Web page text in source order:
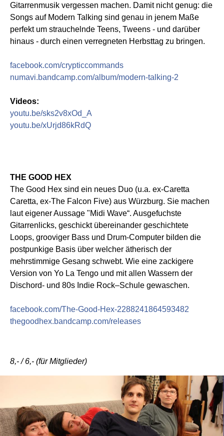
Gitarrenmusik vergessen machen. Damit nicht genug: die
Songs auf Modern Talking sind genau in jenem Maße
perfekt um strauchelnde Teens, Tweens - und darüber
hinaus - durch einen verregneten Herbsttag zu bringen.
facebook.com/crypticcommands
numavi.bandcamp.com/album/modern-talking-2
Videos:
youtu.be/sks2v8xOd_A
youtu.be/xUrjd86kRdQ
THE GOOD HEX
The Good Hex sind ein neues Duo (u.a. ex-Caretta
Caretta, ex-The Falcon Five) aus Würzburg. Sie machen
laut eigener Aussage "Midi Wave“. Ausgefuchste
Gitarrenlicks, geschickt übereinander geschichtete
Loops, grooviger Bass und Drum-Computer bilden die
postpunkige Basis über welcher ätherisch der
mehrstimmige Gesang schwebt. Wie eine zackigere
Version von Yo La Tengo und mit allen Wassern der
Dischord- und 80s Indie Rock–Schule gewaschen.
facebook.com/The-Good-Hex-2288241864593482
thegoodhex.bandcamp.com/releases
8,- / 6,- (für Mitglieder)